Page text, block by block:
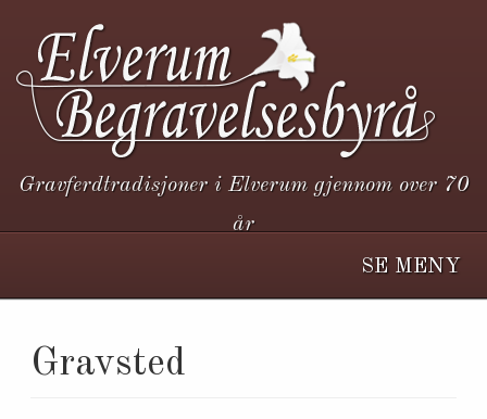
Gravferdtradisjoner i Elverum gjennom over 70
år
SE MENY
Gravsted